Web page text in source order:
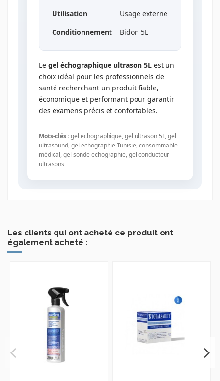
Utilisation
Usage externe
Conditionnement
Bidon 5L
Le gel échographique ultrason 5L est un
choix idéal pour les professionnels de
santé recherchant un produit fiable,
économique et performant pour garantir
des examens précis et confortables.
Mots-clés :gel echographique, gel ultrason 5L, gel
ultrasound, gel echographie Tunisie, consommable
médical, gel sonde echographie, gel conducteur
ultrasons
Les clients qui ont acheté ce produit ont
également acheté :